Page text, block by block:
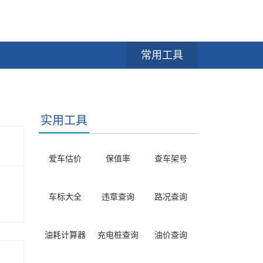
常用工具
实用工具
爱车估价 保值率 查车架号
车标大全 违章查询 路况查询
油耗计算器 充电桩查询 油价查询